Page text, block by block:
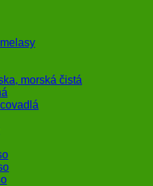
morská čistá